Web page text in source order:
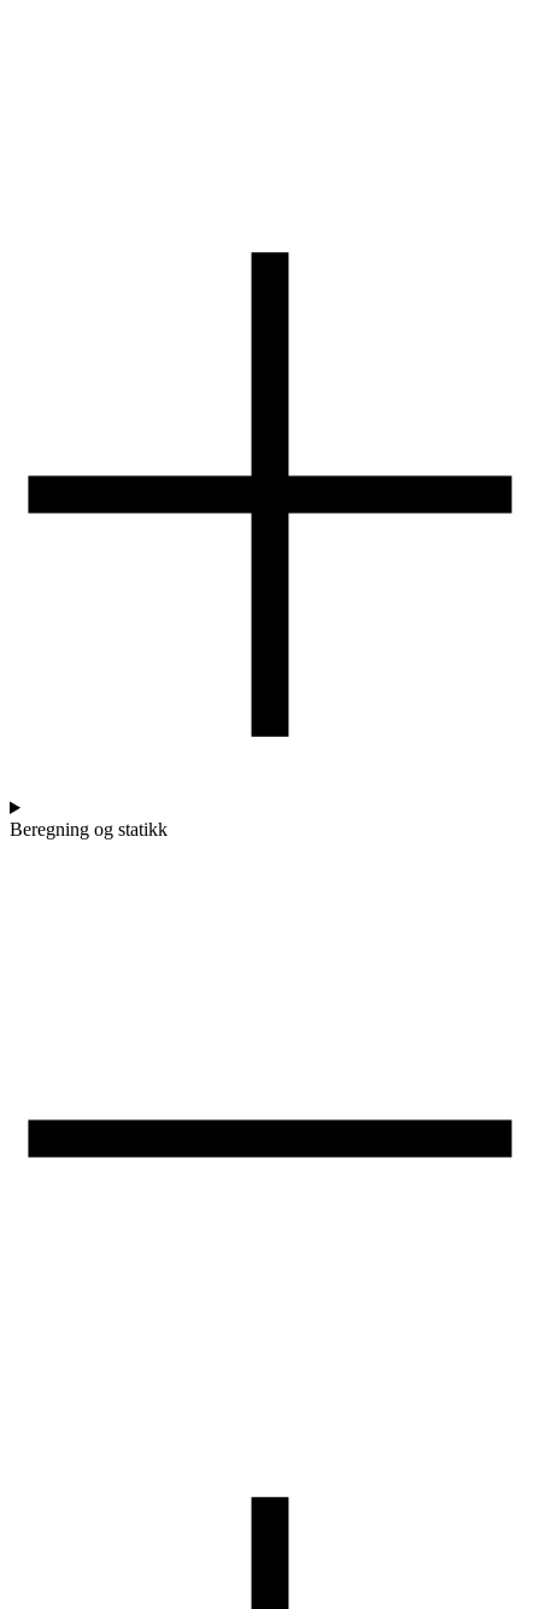
Beregning og statikk